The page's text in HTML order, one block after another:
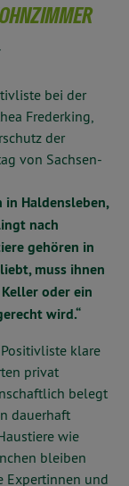
bei der
Frederking,
der
von Sachsen-
in Haldensleben,
nach
gehören in
muss ihnen
oder ein
wird.“
klare
privat
belegt
dauerhaft
wie
bleiben
Expertinnen und